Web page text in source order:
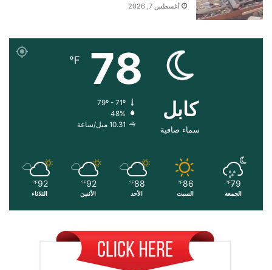
أغسطس 7, 2026
کابل
سماء صافية
78
℉
48%
10.31 ميل/ساعة
79
℉
الجمعة
86
℉
السبت
88
℉
الأحد
92
℉
الأثنين
92
℉
الثلاثاء